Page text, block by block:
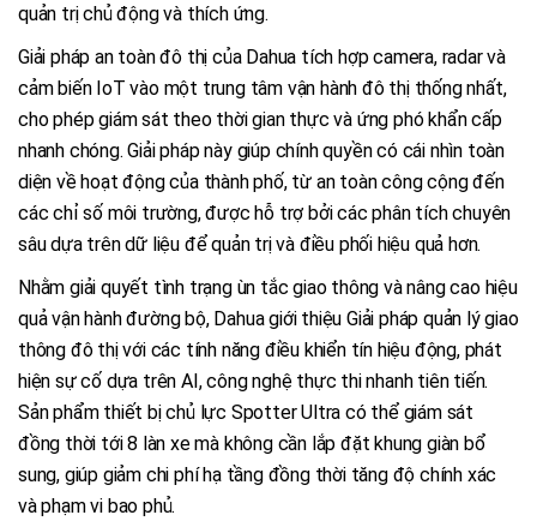
quản trị chủ động và thích ứng.
Giải pháp an toàn đô thị của Dahua tích hợp camera, radar và
cảm biến IoT vào một trung tâm vận hành đô thị thống nhất,
cho phép giám sát theo thời gian thực và ứng phó khẩn cấp
nhanh chóng. Giải pháp này giúp chính quyền có cái nhìn toàn
diện về hoạt động của thành phố, từ an toàn công cộng đến
các chỉ số môi trường, được hỗ trợ bởi các phân tích chuyên
sâu dựa trên dữ liệu để quản trị và điều phối hiệu quả hơn.
Nhằm giải quyết tình trạng ùn tắc giao thông và nâng cao hiệu
quả vận hành đường bộ, Dahua giới thiệu Giải pháp quản lý giao
thông đô thị với các tính năng điều khiển tín hiệu động, phát
hiện sự cố dựa trên AI, công nghệ thực thi nhanh tiên tiến.
Sản phẩm thiết bị chủ lực Spotter Ultra có thể giám sát
đồng thời tới 8 làn xe mà không cần lắp đặt khung giàn bổ
sung, giúp giảm chi phí hạ tầng đồng thời tăng độ chính xác
và phạm vi bao phủ.